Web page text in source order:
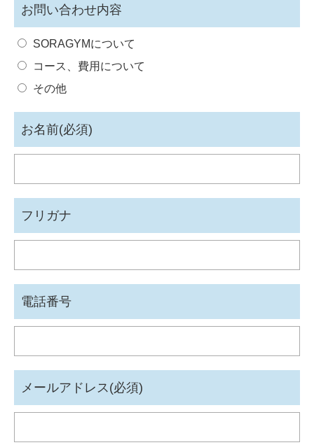
お問い合わせ内容
SORAGYMについて
コース、費用について
その他
お名前(必須)
フリガナ
電話番号
メールアドレス(必須)